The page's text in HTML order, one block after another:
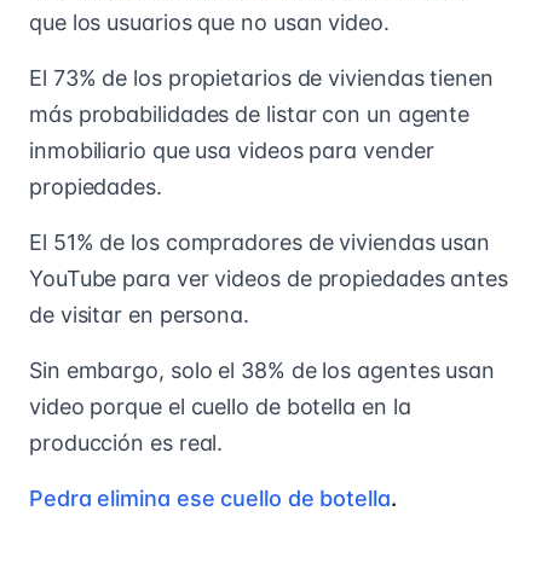
que los usuarios que no usan video.
El 73% de los propietarios de viviendas tienen
más probabilidades de listar con un agente
inmobiliario que usa videos para vender
propiedades.
El 51% de los compradores de viviendas usan
YouTube para ver videos de propiedades antes
de visitar en persona.
Sin embargo, solo el 38% de los agentes usan
video porque el cuello de botella en la
producción es real.
Pedra elimina ese cuello de botella.